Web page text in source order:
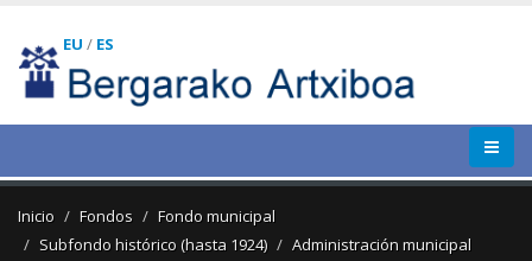
EU / ES
Inicio Fondos
Fondo municipal
Subfondo histórico (hasta 1924)
Administración municipal